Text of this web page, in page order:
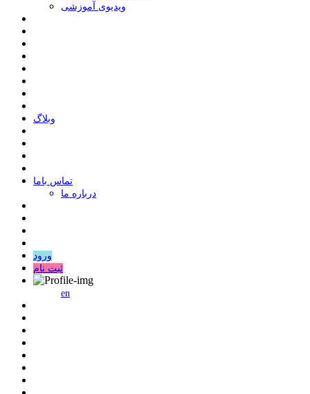
ویدیوی آموزشی
وبلاگ
ﺗﻤﺎﺱ ﺑﺎﻣﺎ
درباره ما
ورود
ثبت نام
en